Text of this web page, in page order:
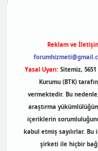
Reklam ve
Yasal Uyarı: Sitemiz,
Kurumu (BTK)
vermektedir. Bu
araştırma
içeriklerin
kabul etmiş sayılırlar.
şirketi ile hiçbir